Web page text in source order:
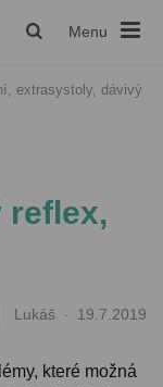
Menu
extrasystoly, dávivý
reflex,
Lukáš 19.7.2019
které možná